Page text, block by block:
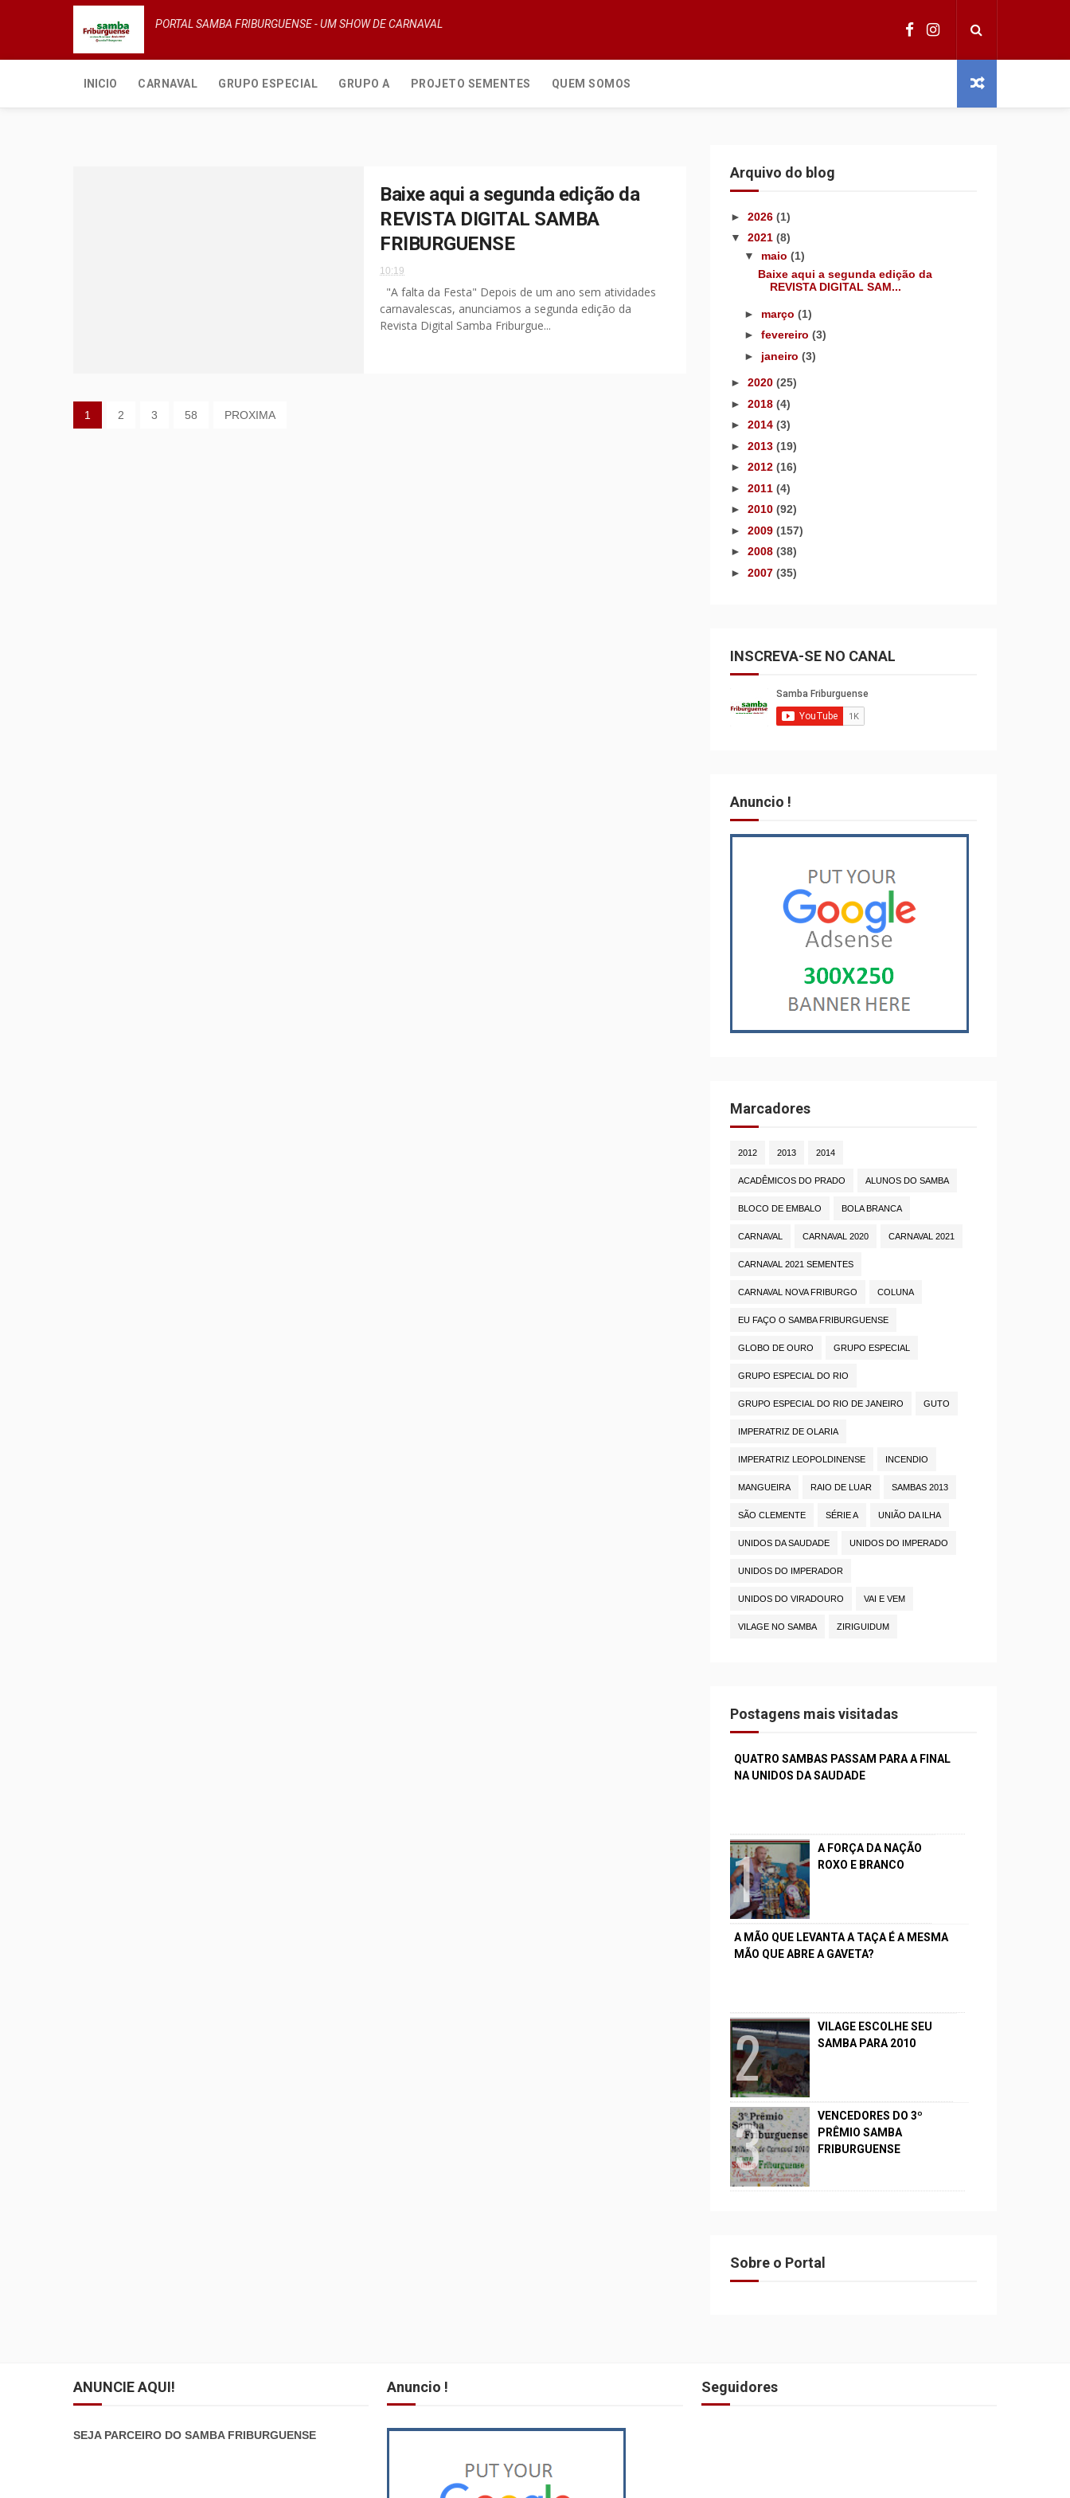
PORTAL SAMBA FRIBURGUENSE - UM SHOW DE CARNAVAL
INICIO CARNAVAL GRUPO ESPECIAL GRUPO A PROJETO SEMENTES QUEM SOMOS
Baixe aqui a segunda edição da
REVISTA DIGITAL SAMBA
FRIBURGUENSE
10:19
"A falta da Festa" Depois de um ano sem atividades
carnavalescas, anunciamos a segunda edição da
Revista Digital Samba Friburgue...
1 2 3 58 PROXIMA
Arquivo do blog
► 2026 (1)
▼ 2021 (8)
▼ maio (1)
Baixe aqui a segunda edição da
REVISTA DIGITAL SAM...
► março (1)
► fevereiro (3)
► janeiro (3)
► 2020 (25)
► 2018 (4)
► 2014 (3)
► 2013 (19)
► 2012 (16)
► 2011 (4)
► 2010 (92)
► 2009 (157)
► 2008 (38)
► 2007 (35)
INSCREVA-SE NO CANAL
Anuncio !
Marcadores
2012 2013 2014
ACADÊMICOS DO PRADO ALUNOS DO SAMBA
BLOCO DE EMBALO BOLA BRANCA
CARNAVAL CARNAVAL 2020 CARNAVAL 2021
CARNAVAL 2021 SEMENTES
CARNAVAL NOVA FRIBURGO COLUNA
EU FAÇO O SAMBA FRIBURGUENSE
GLOBO DE OURO GRUPO ESPECIAL
GRUPO ESPECIAL DO RIO
GRUPO ESPECIAL DO RIO DE JANEIRO GUTO
IMPERATRIZ DE OLARIA
IMPERATRIZ LEOPOLDINENSE INCENDIO
MANGUEIRA RAIO DE LUAR SAMBAS 2013
SÃO CLEMENTE SÉRIE A UNIÃO DA ILHA
UNIDOS DA SAUDADE UNIDOS DO IMPERADO
UNIDOS DO IMPERADOR
UNIDOS DO VIRADOURO VAI E VEM
VILAGE NO SAMBA ZIRIGUIDUM
Postagens mais visitadas
QUATRO SAMBAS PASSAM PARA A FINAL
NA UNIDOS DA SAUDADE
A FORÇA DA NAÇÃO
ROXO E BRANCO
A MÃO QUE LEVANTA A TAÇA É A MESMA
MÃO QUE ABRE A GAVETA?
VILAGE ESCOLHE SEU
SAMBA PARA 2010
VENCEDORES DO 3º
PRÊMIO SAMBA
FRIBURGUENSE
Sobre o Portal
ANUNCIE AQUI!
SEJA PARCEIRO DO SAMBA FRIBURGUENSE
Anuncio ! Seguidores